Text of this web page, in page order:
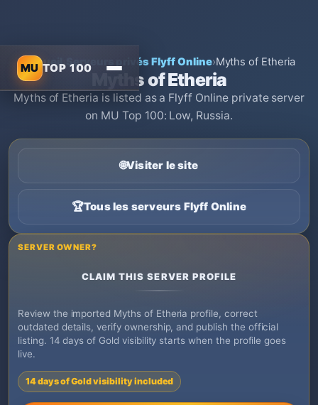
MU TOP 100
Accueil› Serveurs privés Flyff Online›Myths of Etheria
Myths of Etheria
Myths of Etheria is listed as a Flyff Online private server
on MU Top 100: Low, Russia.
🌐Visiter le site
🏆Tous les serveurs Flyff Online
SERVER OWNER?
CLAIM THIS SERVER PROFILE
Review the imported Myths of Etheria profile, correct
outdated details, verify ownership, and publish the official
listing. 14 days of Gold visibility starts when the profile goes
live.
14 days of Gold visibility included